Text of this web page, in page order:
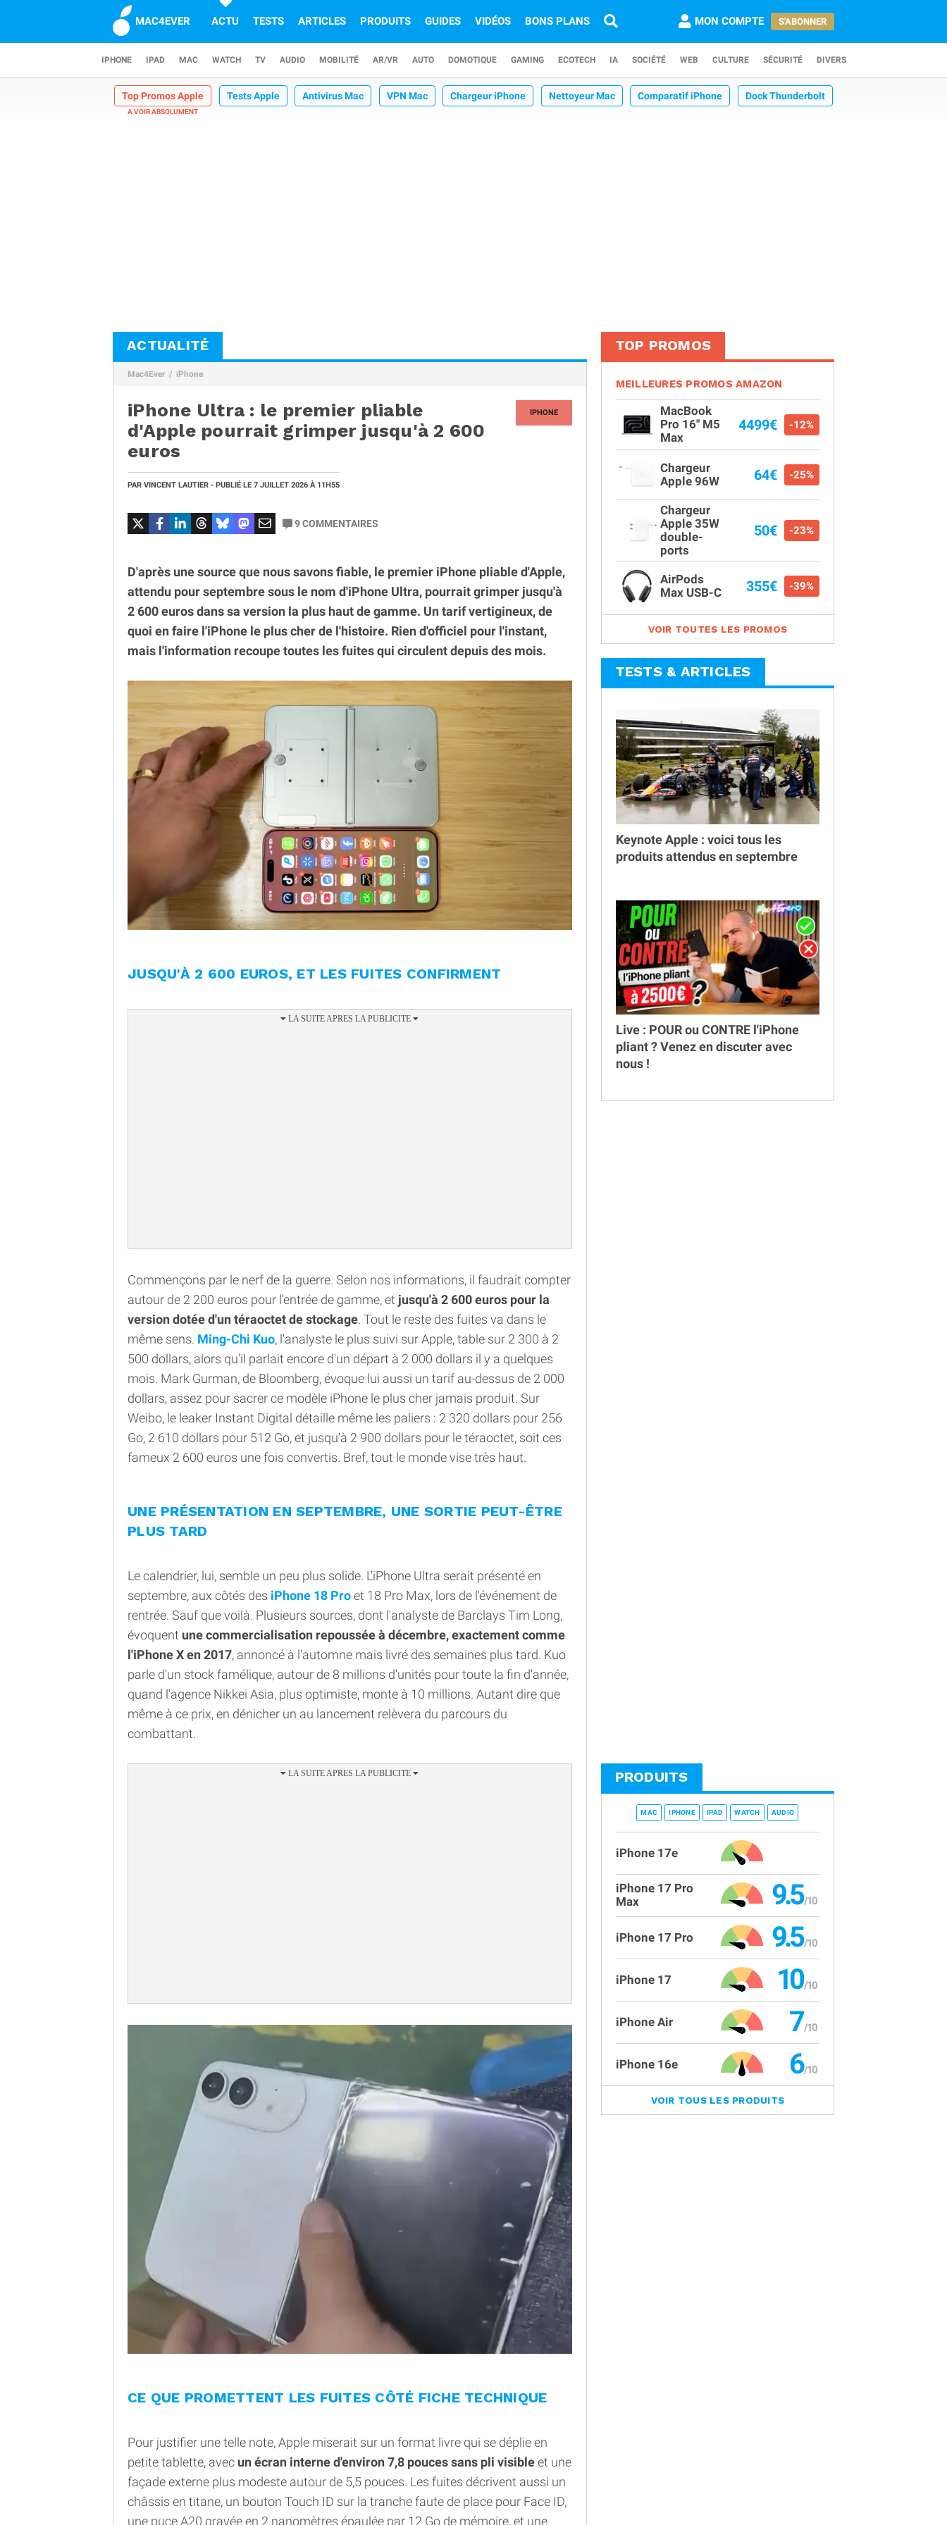
MAC4EVER ACTU TESTS ARTICLES PRODUITS GUIDES VIDÉOS BONS PLANS MON COMPTE S'ABONNER
IPHONE IPAD MAC WATCH TV AUDIO MOBILITÉ AR/VR AUTO DOMOTIQUE GAMING ECOTECH IA SOCIÉTÉ WEB CULTURE SÉCURITÉ DIVERS
Top Promos Apple Tests Apple Antivirus Mac VPN Mac Chargeur iPhone Nettoyeur Mac Comparatif iPhone Dock Thunderbolt
ACTUALITÉ
Mac4Ever iPhone
IPHONE
iPhone Ultra : le premier pliable
d'Apple pourrait grimper jusqu'à 2 600
euros
PAR VINCENT LAUTIER - PUBLIÉ LE 7 JUILLET 2026 À 11H55
9COMMENTAIRES
D'après une source que nous savons fiable, le premier iPhone pliable d'Apple,
attendu pour septembre sous le nom d'iPhone Ultra, pourrait grimper jusqu'à
2 600 euros dans sa version la plus haut de gamme. Un tarif vertigineux, de
quoi en faire l'iPhone le plus cher de l'histoire. Rien d'officiel pour l'instant,
mais l'information recoupe toutes les fuites qui circulent depuis des mois.
JUSQU'À 2 600 EUROS, ET LES FUITES CONFIRMENT
Commençons par le nerf de la guerre. Selon nos informations, il faudrait compter
autour de 2 200 euros pour l'entrée de gamme, et jusqu'à 2 600 euros pour la
version dotée d'un téraoctet de stockage. Tout le reste des fuites va dans le
même sens. Ming-Chi Kuo, l'analyste le plus suivi sur Apple, table sur 2 300 à 2
500 dollars, alors qu'il parlait encore d'un départ à 2 000 dollars il y a quelques
mois. Mark Gurman, de Bloomberg, évoque lui aussi un tarif au-dessus de 2 000
dollars, assez pour sacrer ce modèle iPhone le plus cher jamais produit. Sur
Weibo, le leaker Instant Digital détaille même les paliers : 2 320 dollars pour 256
Go, 2 610 dollars pour 512 Go, et jusqu'à 2 900 dollars pour le téraoctet, soit ces
fameux 2 600 euros une fois convertis. Bref, tout le monde vise très haut.
UNE PRÉSENTATION EN SEPTEMBRE, UNE SORTIE PEUT-ÊTRE
PLUS TARD
Le calendrier, lui, semble un peu plus solide. L'iPhone Ultra serait présenté en
septembre, aux côtés des iPhone 18 Proet 18 Pro Max, lors de l'événement de
rentrée. Sauf que voilà. Plusieurs sources, dont l'analyste de Barclays Tim Long,
évoquent une commercialisation repoussée à décembre, exactement comme
l'iPhone X en 2017, annoncé à l'automne mais livré des semaines plus tard. Kuo
parle d'un stock famélique, autour de 8 millions d'unités pour toute la fin d'année,
quand l'agence Nikkei Asia, plus optimiste, monte à 10 millions. Autant dire que
même à ce prix, en dénicher un au lancement relèvera du parcours du
combattant.
CE QUE PROMETTENT LES FUITES CÔTÉ FICHE TECHNIQUE
Pour justifier une telle note, Apple miserait sur un format livre qui se déplie en
petite tablette, avec un écran interne d'environ 7,8 pouces sans pli visibleet une
façade externe plus modeste autour de 5,5 pouces. Les fuites décrivent aussi un
châssis en titane, un bouton Touch ID sur la tranche faute de place pour Face ID,
une puce A20 gravée en 2 nanomètres épaulée par 12 Go de mémoire, et une
TOP PROMOS
MEILLEURES PROMOS AMAZON
MacBook
Pro 16" M5
Max
4499€ -12%
Chargeur
Apple 96W
64€ -25%
Chargeur
Apple 35W
double-
ports
50€ -23%
AirPods
Max USB-C
355€ -39%
VOIR TOUTES LES PROMOS
TESTS & ARTICLES
Keynote Apple : voici tous les
produits attendus en septembre
Live : POUR ou CONTRE l'iPhone
pliant ? Venez en discuter avec
nous !
PRODUITS
MAC IPHONE IPAD WATCH AUDIO
iPhone 17e
iPhone 17 Pro
Max
9.5
iPhone 17 Pro 9.5
iPhone 17 10
iPhone Air 7
iPhone 16e 6
VOIR TOUS LES PRODUITS